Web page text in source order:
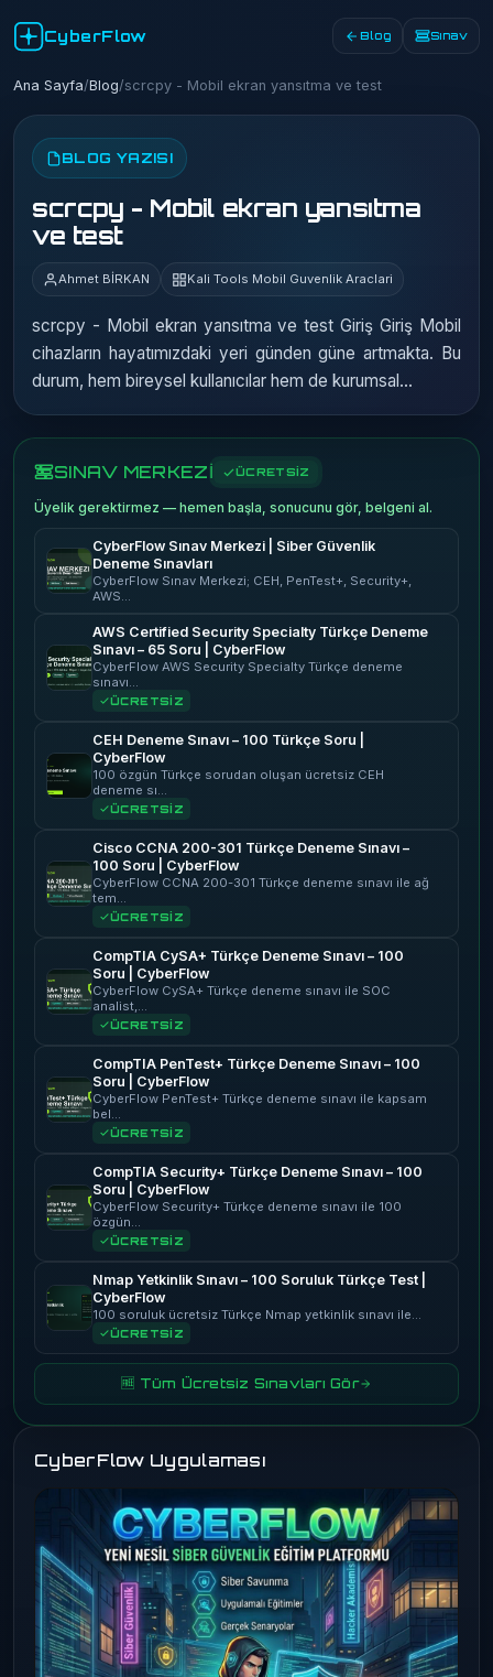
CyberFlow Blog Sınav
Ana Sayfa/Blog/scrcpy - Mobil ekran yansıtma ve test
BLOG YAZISI
scrcpy - Mobil ekran yansıtma
ve test
Ahmet BİRKAN Kali Tools Mobil Guvenlik Araclari
scrcpy - Mobil ekran yansıtma ve test Giriş Giriş Mobil
cihazların hayatımızdaki yeri günden güne artmakta. Bu
durum, hem bireysel kullanıcılar hem de kurumsal…
SINAV MERKEZİ ÜCRETSİZ
Üyelik gerektirmez — hemen başla, sonucunu gör, belgeni al.
CyberFlow Sınav Merkezi | Siber Güvenlik
Deneme Sınavları
CyberFlow Sınav Merkezi; CEH, PenTest+, Security+,
AWS…
AWS Certified Security Specialty Türkçe Deneme
Sınavı – 65 Soru | CyberFlow
CyberFlow AWS Security Specialty Türkçe deneme
sınavı…
ÜCRETSİZ
CEH Deneme Sınavı – 100 Türkçe Soru |
CyberFlow
100 özgün Türkçe sorudan oluşan ücretsiz CEH
deneme sı…
ÜCRETSİZ
Cisco CCNA 200-301 Türkçe Deneme Sınavı –
100 Soru | CyberFlow
CyberFlow CCNA 200-301 Türkçe deneme sınavı ile ağ
tem…
ÜCRETSİZ
CompTIA CySA+ Türkçe Deneme Sınavı – 100
Soru | CyberFlow
CyberFlow CySA+ Türkçe deneme sınavı ile SOC
analist,…
ÜCRETSİZ
CompTIA PenTest+ Türkçe Deneme Sınavı – 100
Soru | CyberFlow
CyberFlow PenTest+ Türkçe deneme sınavı ile kapsam
bel…
ÜCRETSİZ
CompTIA Security+ Türkçe Deneme Sınavı – 100
Soru | CyberFlow
CyberFlow Security+ Türkçe deneme sınavı ile 100
özgün…
ÜCRETSİZ
Nmap Yetkinlik Sınavı – 100 Soruluk Türkçe Test |
CyberFlow
100 soruluk ücretsiz Türkçe Nmap yetkinlik sınavı ile…
ÜCRETSİZ
🆓 Tüm Ücretsiz Sınavları Gör
CyberFlow Uygulaması